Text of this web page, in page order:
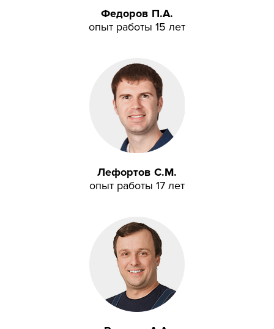
Федоров П.А.
опыт работы 15 лет
Лефортов С.М.
опыт работы 17 лет